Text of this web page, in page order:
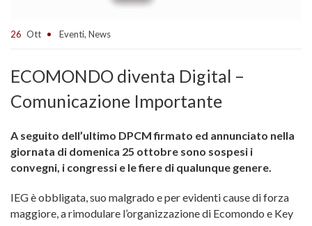
26 Ott Eventi, News
ECOMONDO diventa Digital –
Comunicazione Importante
A seguito dell’ultimo DPCM firmato ed annunciato nella
giornata di domenica 25 ottobre sono sospesi i
convegni, i congressi e le fiere di qualunque genere.
IEG è obbligata, suo malgrado e per evidenti cause di forza
maggiore, a rimodulare l’organizzazione di Ecomondo e Key